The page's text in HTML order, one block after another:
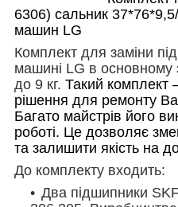
6306) сальник
машин LG
Комплект для заміни
машині LG в основному
до 9 кг. Такий комплект
рішення для ремонту
Багато майстрів його
роботі. Це дозволяє
та залишити якість на
До комплекту входить:
Два підшипники